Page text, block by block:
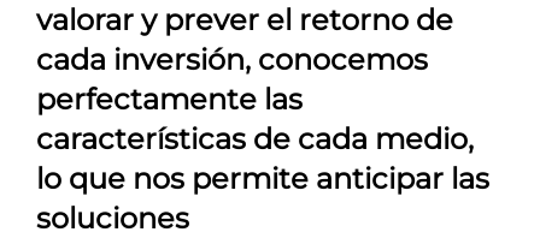
valorar y prever el retorno de
cada inversión, conocemos
perfectamente las
características de cada medio,
lo que nos permite anticipar las
soluciones